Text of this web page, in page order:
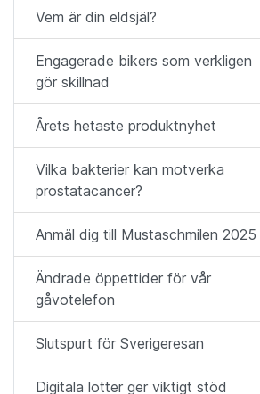
Vem är din eldsjäl?
Engagerade bikers som verkligen
gör skillnad
Årets hetaste produktnyhet
Vilka bakterier kan motverka
prostatacancer?
Anmäl dig till Mustaschmilen 2025
Ändrade öppettider för vår
gåvotelefon
Slutspurt för Sverigeresan
Digitala lotter ger viktigt stöd